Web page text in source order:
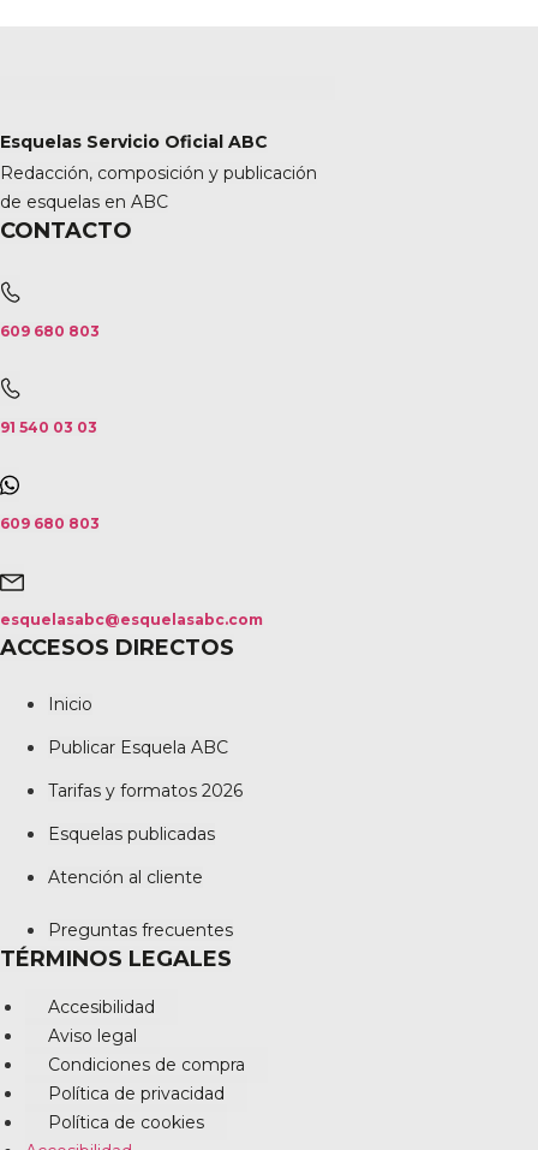
Esquelas Servicio Oficial ABC
Redacción, composición y publicación
de esquelas en ABC
CONTACTO
609 680 803
91 540 03 03
609 680 803
esquelasabc@esquelasabc.com
ACCESOS DIRECTOS
Inicio
Publicar Esquela ABC
Tarifas y formatos 2026
Esquelas publicadas
Atención al cliente
Preguntas frecuentes
TÉRMINOS LEGALES
Accesibilidad
Aviso legal
Condiciones de compra
Política de privacidad
Política de cookies